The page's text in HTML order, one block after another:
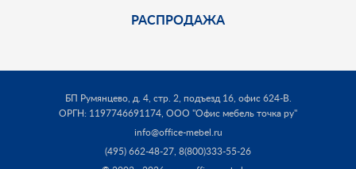
РАСПРОДАЖА
БП Румянцево, д. 4, стр. 2, подъезд 16, офис 624-В.
ОРГН: 1197746691174, ООО "Офис мебель точка ру"
info@office-mebel.ru
(495) 662-48-27, 8(800)333-55-26